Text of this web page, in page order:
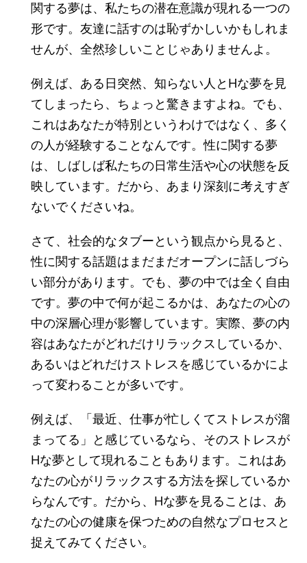
関する夢は、私たちの潜在意識が現れる一つの
形です。友達に話すのは恥ずかしいかもしれま
せんが、全然珍しいことじゃありませんよ。
例えば、ある日突然、知らない人とHな夢を見
てしまったら、ちょっと驚きますよね。でも、
これはあなたが特別というわけではなく、多く
の人が経験することなんです。性に関する夢
は、しばしば私たちの日常生活や心の状態を反
映しています。だから、あまり深刻に考えすぎ
ないでくださいね。
さて、社会的なタブーという観点から見ると、
性に関する話題はまだまだオープンに話しづら
い部分があります。でも、夢の中では全く自由
です。夢の中で何が起こるかは、あなたの心の
中の深層心理が影響しています。実際、夢の内
容はあなたがどれだけリラックスしているか、
あるいはどれだけストレスを感じているかによ
って変わることが多いです。
例えば、「最近、仕事が忙しくてストレスが溜
まってる」と感じているなら、そのストレスが
Hな夢として現れることもあります。これはあ
なたの心がリラックスする方法を探しているか
らなんです。だから、Hな夢を見ることは、あ
なたの心の健康を保つための自然なプロセスと
捉えてみてください。